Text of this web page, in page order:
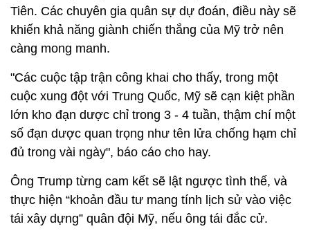
Tiên. Các chuyên gia quân sự dự đoán, điều này sẽ
khiến khả năng giành chiến thắng của Mỹ trở nên
càng mong manh.
"Các cuộc tập trận công khai cho thấy, trong một
cuộc xung đột với Trung Quốc, Mỹ sẽ cạn kiệt phần
lớn kho đạn dược chỉ trong 3 - 4 tuần, thậm chí một
số đạn dược quan trọng như tên lửa chống hạm chỉ
đủ trong vài ngày", báo cáo cho hay.
Ông Trump từng cam kết sẽ lật ngược tình thế, và
thực hiện “khoản đầu tư mang tính lịch sử vào việc
tái xây dựng” quân đội Mỹ, nếu ông tái đắc cử.